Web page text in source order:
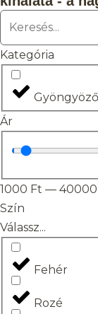
Kategória
Ár
1000 Ft — 40000
Szín
Válassz...
Fehér
Rozé